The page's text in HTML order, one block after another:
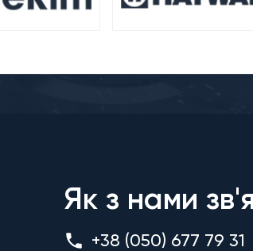
Як з нами
+38 (050) 677 79 31